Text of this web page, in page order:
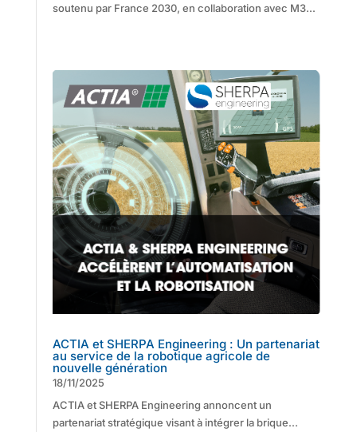
soutenu par France 2030, en collaboration avec M3...
ACTIA et SHERPA Engineering : Un partenariat
au service de la robotique agricole de
nouvelle génération
18/11/2025
ACTIA et SHERPA Engineering annoncent un
partenariat stratégique visant à intégrer la brique...